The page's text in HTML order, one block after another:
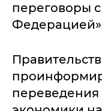
переговоры